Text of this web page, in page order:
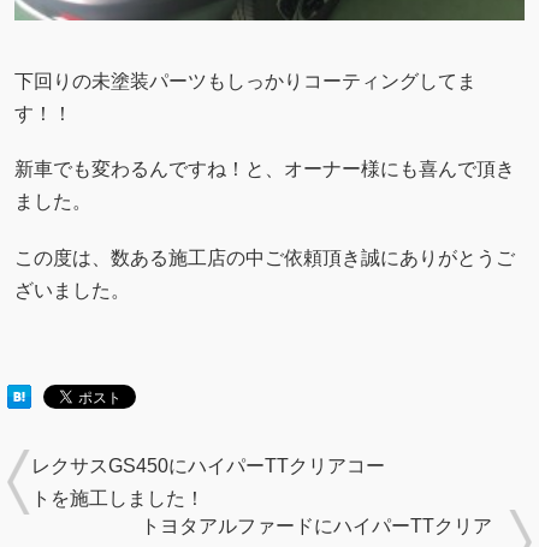
下回りの未塗装パーツもしっかりコーティングしてま
す！！
新車でも変わるんですね！と、オーナー様にも喜んで頂き
ました。
この度は、数ある施工店の中ご依頼頂き誠にありがとうご
ざいました。
レクサスGS450にハイパーTTクリアコー
トを施工しました！
トヨタアルファードにハイパーTTクリア